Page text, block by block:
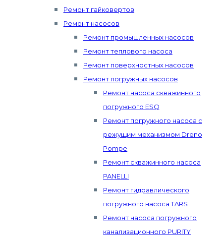
Ремонт гайковертов
Ремонт насосов
Ремонт промышленных насосов
Ремонт теплового насоса
Ремонт поверхностных насосов
Ремонт погружных насосов
Ремонт насоса скважинного
погружного ESQ
Ремонт погружного насоса с
режущим механизмом Dreno
Pompe
Ремонт скважинного насоса
PANELLI
Ремонт гидравлического
погружного насоса TARS
Ремонт насоса погружного
канализационного PURITY